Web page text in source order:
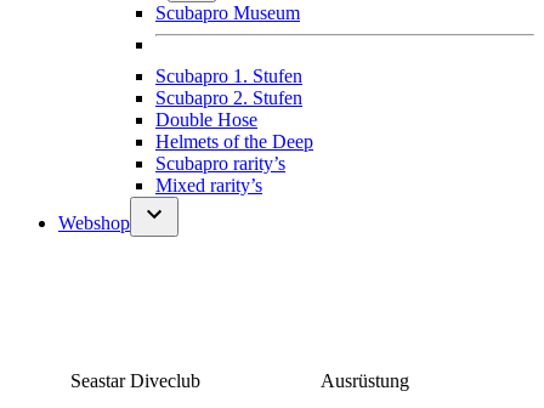
Scubapro Museum
Scubapro 1. Stufen
Scubapro 2. Stufen
Double Hose
Helmets of the Deep
Scubapro rarity’s
Mixed rarity’s
Webshop
Seastar Diveclub Ausrüstung